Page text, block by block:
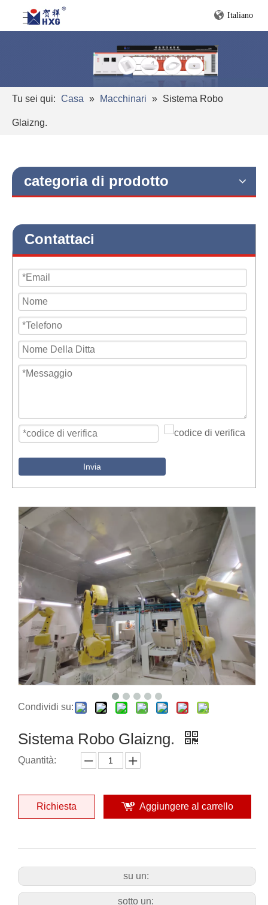
Italiano
Tu sei qui: Casa » Macchinari » Sistema Robo
Glaizng.
categoria di prodotto
Contattaci
Invia
Condividi su:
Sistema Robo Glaizng.
Quantità:
Richiesta Aggiungere al carrello
su un:
sotto un: